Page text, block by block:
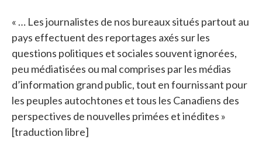
« … Les journalistes de nos bureaux situés partout au
pays effectuent des reportages axés sur les
questions politiques et sociales souvent ignorées,
peu médiatisées ou mal comprises par les médias
d’information grand public, tout en fournissant pour
les peuples autochtones et tous les Canadiens des
perspectives de nouvelles primées et inédites »
[traduction libre]